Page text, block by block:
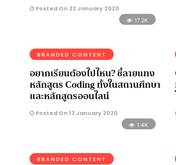
Posted On 22 January 2020
17.2K
BRANDED CONTENT
อยากเรียนต้องไปไหน? ชี้ลายแทง
หลักสูตร Coding ทั้งในสถานศึกษา
และหลักสูตรออนไลน์
Posted On 13 January 2020
1.4K
BRANDED CONTENT